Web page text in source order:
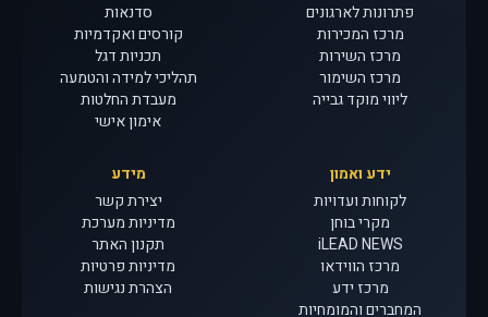
פתרונות לארגונים
מרכז המכירות
מרכז השירות
מרכז השימור
ליווי מוקד גבייה
סדנאות
קורסים ואקדמיות
תכניות דגל
תהליכי למידה והטמעה
מעבדת החלטות
אימון אישי
ידע ואמון
לקוחות ועדויות
מקרי בוחן
iLEAD NEWS
מרכז הווידאו
מרכז ידע
המחברים והמומחיות
מידע
יצירת קשר
מדיניות מערכת
תקנון האתר
מדיניות פרטיות
הצהרת נגישות